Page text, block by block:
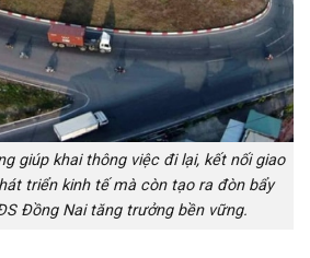
giúp khai thông việc đi lại, kết nối giao
triển kinh tế mà còn tạo ra đòn bẩy
Đồng Nai tăng trưởng bền vững.